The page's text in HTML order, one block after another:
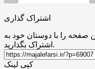
اشتراک گذاری
صفحه را با دوستان خود به
اشتراک بگذارید.
کپی لینک